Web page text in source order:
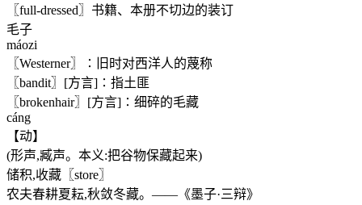
〖full-dressed〗书籍、本册不切边的装订
毛子
máozi
〖Westerner〗∶旧时对西洋人的蔑称
〖bandit〗[方言]∶指土匪
〖brokenhair〗[方言]∶细碎的毛藏
cáng
【动】
(形声,臧声。本义:把谷物保藏起来)
储积,收藏〖store〗
农夫春耕夏耘,秋敛冬藏。——《墨子·三辩》